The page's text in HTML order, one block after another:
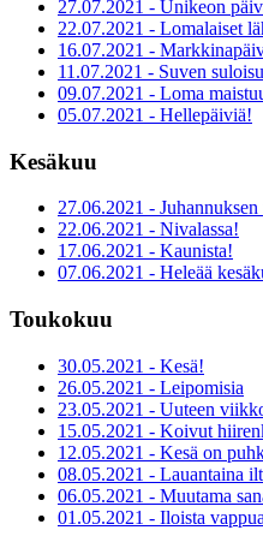
27.07.2021 - Unikeon
22.07.2021 - Lomalaiset
16.07.2021 -
11.07.2021 - Suven
09.07.2021 - Loma
05.07.2021 - Hellepäiviä!
Kesäkuu
27.06.2021 - Juhannuksen
22.06.2021 - Nivalassa!
17.06.2021 - Kaunista!
07.06.2021 - Heleää
Toukokuu
30.05.2021 - Kesä!
26.05.2021 - Leipomisia
23.05.2021 - Uuteen
15.05.2021 - Koivut
12.05.2021 - Kesä on
08.05.2021 - Lauantaina
06.05.2021 - Muutama
01.05.2021 - Iloista